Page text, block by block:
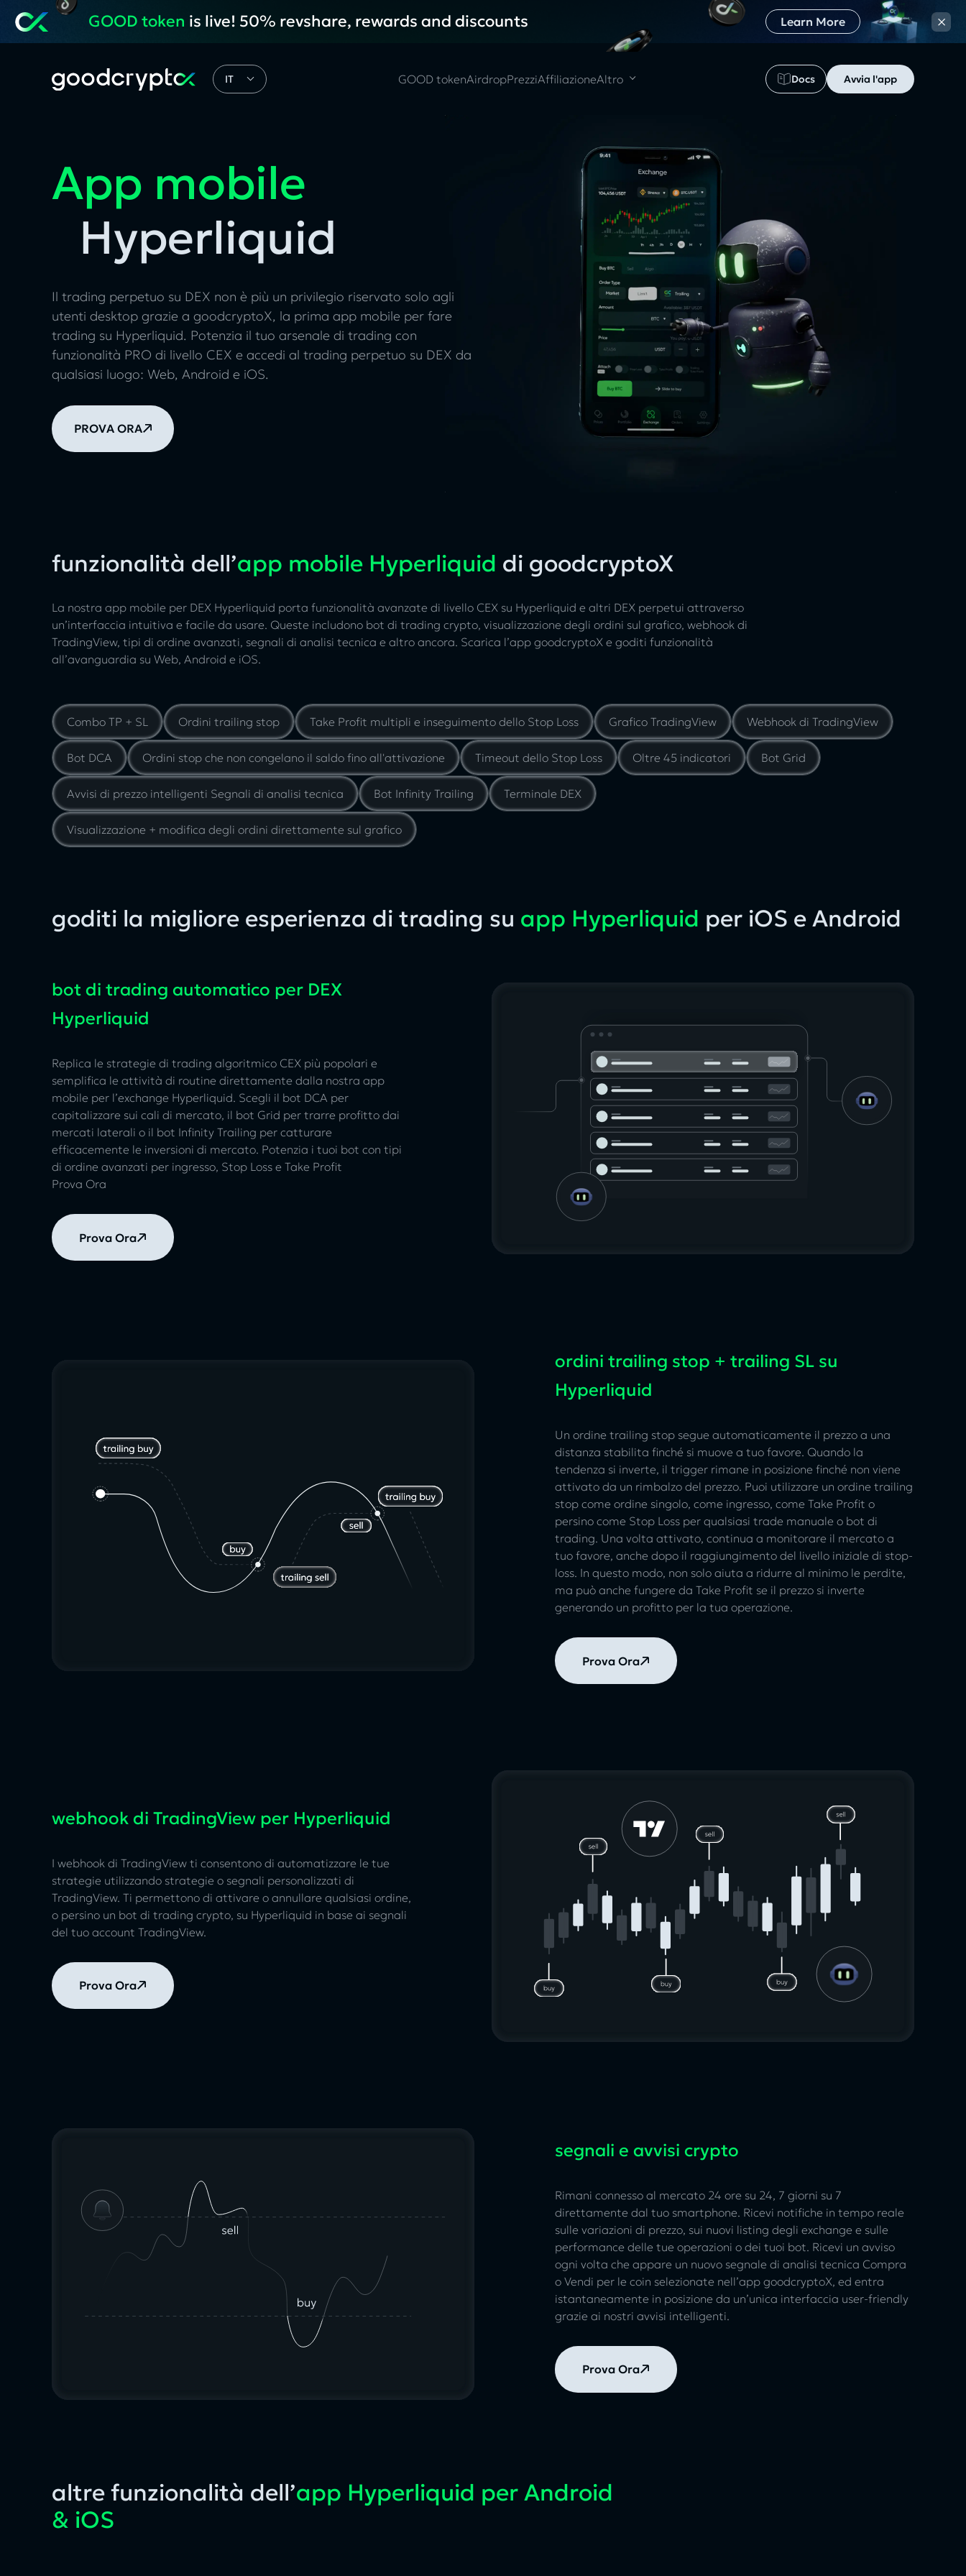
GOOD token is live! 50% revshare, rewards and discounts Learn More ×
IT GOOD tokenAirdropPrezziAffiliazioneAltro Docs Avvia l'app
App mobile
Hyperliquid
Il trading perpetuo su DEX non è più un privilegio riservato solo agli
utenti desktop grazie a goodcryptoX, la prima app mobile per fare
trading su Hyperliquid. Potenzia il tuo arsenale di trading con
funzionalità PRO di livello CEX e accedi al trading perpetuo su DEX da
qualsiasi luogo: Web, Android e iOS.
PROVA ORA
funzionalità dell’app mobile Hyperliquid di goodcryptoX
La nostra app mobile per DEX Hyperliquid porta funzionalità avanzate di livello CEX su Hyperliquid e altri DEX perpetui attraverso
un’interfaccia intuitiva e facile da usare. Queste includono bot di trading crypto, visualizzazione degli ordini sul grafico, webhook di
TradingView, tipi di ordine avanzati, segnali di analisi tecnica e altro ancora. Scarica l’app goodcryptoX e goditi funzionalità
all’avanguardia su Web, Android e iOS.
Combo TP + SL Ordini trailing stop Take Profit multipli e inseguimento dello Stop Loss Grafico TradingView Webhook di TradingView
Bot DCA Ordini stop che non congelano il saldo fino all'attivazione Timeout dello Stop Loss Oltre 45 indicatori Bot Grid
Avvisi di prezzo intelligenti Segnali di analisi tecnica Bot Infinity Trailing Terminale DEX
Visualizzazione + modifica degli ordini direttamente sul grafico
goditi la migliore esperienza di trading su app Hyperliquid per iOS e Android
bot di trading automatico per DEX
Hyperliquid
Replica le strategie di trading algoritmico CEX più popolari e
semplifica le attività di routine direttamente dalla nostra app
mobile per l’exchange Hyperliquid. Scegli il bot DCA per
capitalizzare sui cali di mercato, il bot Grid per trarre profitto dai
mercati laterali o il bot Infinity Trailing per catturare
efficacemente le inversioni di mercato. Potenzia i tuoi bot con tipi
di ordine avanzati per ingresso, Stop Loss e Take Profit
Prova Ora
Prova Ora
ordini trailing stop + trailing SL su
Hyperliquid
Un ordine trailing stop segue automaticamente il prezzo a una
distanza stabilita finché si muove a tuo favore. Quando la
tendenza si inverte, il trigger rimane in posizione finché non viene
attivato da un rimbalzo del prezzo. Puoi utilizzare un ordine trailing
stop come ordine singolo, come ingresso, come Take Profit o
persino come Stop Loss per qualsiasi trade manuale o bot di
trading. Una volta attivato, continua a monitorare il mercato a
tuo favore, anche dopo il raggiungimento del livello iniziale di stop-
loss. In questo modo, non solo aiuta a ridurre al minimo le perdite,
ma può anche fungere da Take Profit se il prezzo si inverte
generando un profitto per la tua operazione.
Prova Ora
webhook di TradingView per Hyperliquid
I webhook di TradingView ti consentono di automatizzare le tue
strategie utilizzando strategie o segnali personalizzati di
TradingView. Ti permettono di attivare o annullare qualsiasi ordine,
o persino un bot di trading crypto, su Hyperliquid in base ai segnali
del tuo account TradingView.
Prova Ora
segnali e avvisi crypto
Rimani connesso al mercato 24 ore su 24, 7 giorni su 7
direttamente dal tuo smartphone. Ricevi notifiche in tempo reale
sulle variazioni di prezzo, sui nuovi listing degli exchange e sulle
performance delle tue operazioni o dei tuoi bot. Ricevi un avviso
ogni volta che appare un nuovo segnale di analisi tecnica Compra
o Vendi per le coin selezionate nell’app goodcryptoX, ed entra
istantaneamente in posizione da un’unica interfaccia user-friendly
grazie ai nostri avvisi intelligenti.
Prova Ora
altre funzionalità dell’app Hyperliquid per Android
& iOS